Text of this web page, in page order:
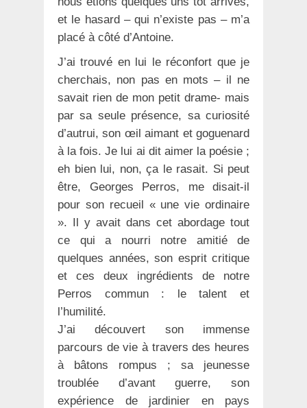
et le hasard – qui n’existe pas – m’a
placé à côté d’Antoine.
J’ai trouvé en lui le réconfort que je
cherchais, non pas en mots – il ne
savait rien de mon petit drame- mais
par sa seule présence, sa curiosité
d’autrui, son œil aimant et goguenard
à la fois. Je lui ai dit aimer la poésie ;
eh bien lui, non, ça le rasait. Si peut
être, Georges Perros, me disait-il
pour son recueil « une vie ordinaire
». Il y avait dans cet abordage tout
ce qui a nourri notre amitié de
quelques années, son esprit critique
et ces deux ingrédients de notre
Perros commun : le talent et
l’humilité.
J’ai découvert son immense
parcours de vie à travers des heures
à bâtons rompus ; sa jeunesse
troublée d’avant guerre, son
expérience de jardinier en pays